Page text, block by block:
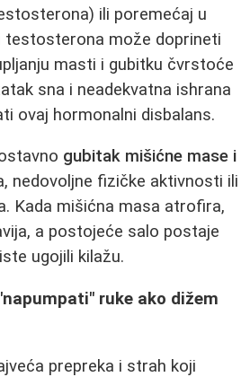
ili poremećaj u
testosterona može doprineti
masti i gubitku čvrstoće
sna i neadekvatna ishrana
ovaj hormonalni disbalans.
gubitak mišićne mase i
nedovoljne fizičke aktivnosti ili
Kada mišićna masa atrofira,
a postojeće salo postaje
ugojili kilažu.
ruke ako dižem
prepreka i strah koji